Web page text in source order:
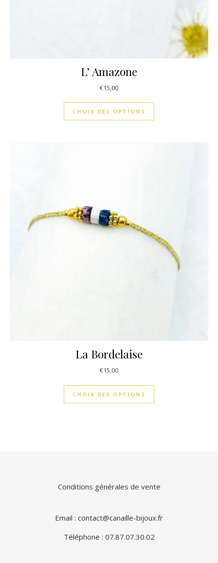
L’ Amazone
€15,00
CHOIX DES OPTIONS
La Bordelaise
€15,00
CHOIX DES OPTIONS
Conditions générales de vente
Email : contact@canaille-bijoux.fr
Téléphone : 07.87.07.30.02